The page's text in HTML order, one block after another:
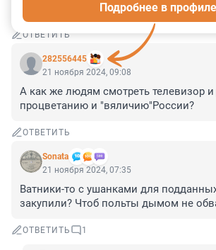
как там в песне поется: "А зима будет
ОТВЕТИТЬ
282556445
Подробнее в профиле
21 ноября 2024, 09:08
А как же людям смотреть телевизор и
процветанию и "вяличию"России?
ОТВЕТИТЬ
Sonata
21 ноября 2024, 07:35
Ватники-то с ушанками для
закупили? Чтоб польты дымом не
ОТВЕТИТЬ 1